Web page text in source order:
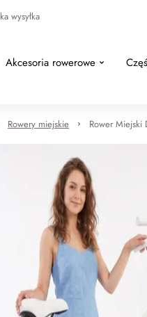
wysyłka
Akcesoria rowerowe
Rowery miejskie Rower Miejski